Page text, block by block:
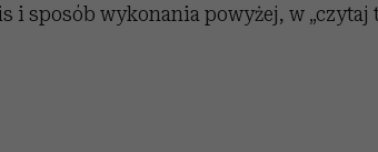
i sposób wykonania powyżej, w „czytaj